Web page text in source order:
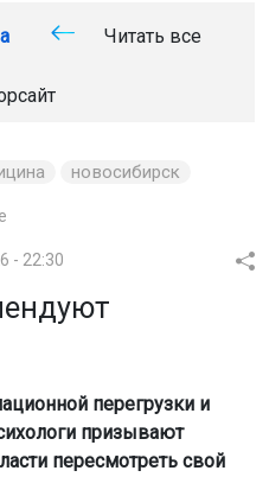
Читать все
новосибирск
- 22:30
перегрузки и
призывают
пересмотреть свой